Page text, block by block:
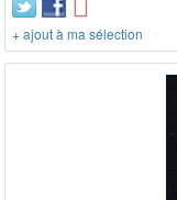
+ ajout à ma sélection